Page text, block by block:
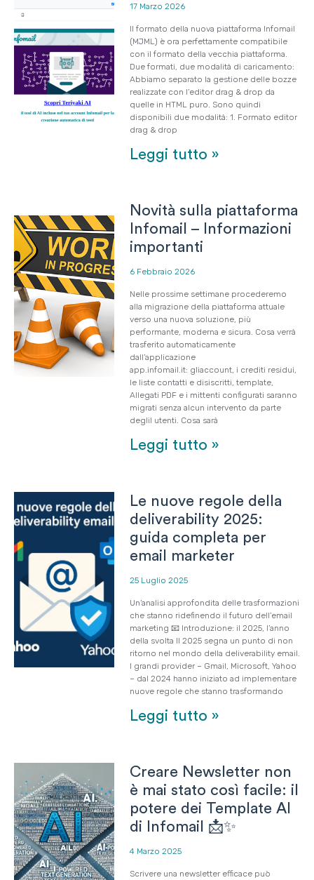
17 Marzo 2026
Il formato della nuova piattaforma Infomail
(MJML) è ora perfettamente compatibile
con il formato della vecchia piattaforma.
Due formati, due modalità di caricamento:
Abbiamo separato la gestione delle bozze
realizzate con l’editor drag & drop da
quelle in HTML puro. Sono quindi
disponibili due modalità: 1. Formato editor
drag & drop
Leggi tutto »
Novità sulla piattaforma
Infomail – Informazioni
importanti
6 Febbraio 2026
Nelle prossime settimane procederemo
alla migrazione della piattaforma attuale
verso una nuova soluzione, più
performante, moderna e sicura. Cosa verrà
trasferito automaticamente
dall’applicazione
app.infomail.it: gliaccount, i crediti residui,
le liste contatti e disiscritti, template,
Allegati PDF e i mittenti configurati saranno
migrati senza alcun intervento da parte
deglil utenti. Cosa sarà
Leggi tutto »
Le nuove regole della
deliverability 2025:
guida completa per
email marketer
25 Luglio 2025
Un’analisi approfondita delle trasformazioni
che stanno ridefinendo il futuro dell’email
marketing 📧 Introduzione: il 2025, l’anno
della svolta Il 2025 segna un punto di non
ritorno nel mondo della deliverability email.
I grandi provider – Gmail, Microsoft, Yahoo
– dal 2024 hanno iniziato ad implementare
nuove regole che stanno trasformando
Leggi tutto »
Creare Newsletter non
è mai stato così facile: il
potere dei Template AI
di Infomail 📩✨
4 Marzo 2025
Scrivere una newsletter efficace può